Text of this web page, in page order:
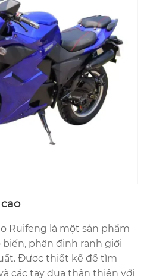
Ruifeng là một sản phẩm
phân định ranh giới
Được thiết kế để tìm
các tay đua thân thiện với